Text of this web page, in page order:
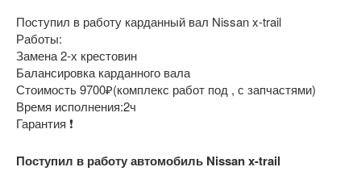
Поступил в работу карданный вал Nissan x-trail
Работы:
Замена 2-х крестовин
Балансировка карданного вала
Стоимость 9700₽(комплекс работ под , с запчастями)
Время исполнения:2ч
Гарантия ❗
Поступил в работу автомобиль Nissan x-trail